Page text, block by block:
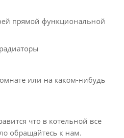
прямой функциональной
или на каком-нибудь
что в котельной все
обращайтесь к нам.